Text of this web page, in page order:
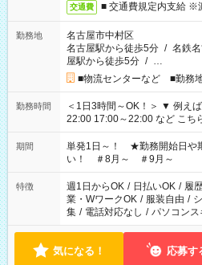
交通費 ■ 交通費規定内支給 ※
勤務地
名古屋市中村区
名古屋駅から徒歩5分 / 名鉄
屋駅から徒歩5分 / …
■物流センターなど ■勤務
勤務時間
＜1日3時間～OK！＞ ▼ 例えば… ▼ 15:00～18:00 15:00～
22:00 17:00～22:00 など こちら以外の時間もお気軽にご相談く
ださい！
期間
単発1日～！ ★勤務開始日や
い！ ＃8月～ ＃9月～
特徴 週1日からOK / 日払いOK / 履
業・WワークOK / 服装自由 /
集 / 電話対応なし / パソコンス
気になる！ 応募す